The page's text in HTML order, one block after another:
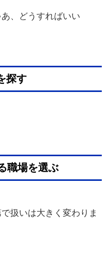
、どうすればいい
探す
職場を選ぶ
扱いは大きく変わりま